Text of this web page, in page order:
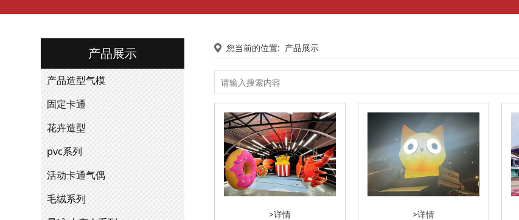
产品展示
产品造型气模
固定卡通
花卉造型
pvc系列
活动卡通气偶
毛绒系列
您当前的位置: 产品展示
>详情 >详情